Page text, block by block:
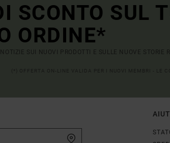
SCONTO SUL
ORDINE*
SUI NUOVI PRODOTTI E SULLE NUOVE STORIE